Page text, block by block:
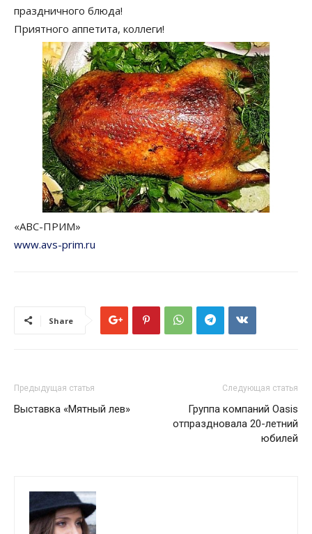
праздничного блюда!
Приятного аппетита, коллеги!
«АВС-ПРИМ»
www.avs-prim.ru
Share
Предыдущая статья
Выставка «Мятный лев»
Следующая статья
Группа компаний Oasis
отпраздновала 20-летний
юбилей